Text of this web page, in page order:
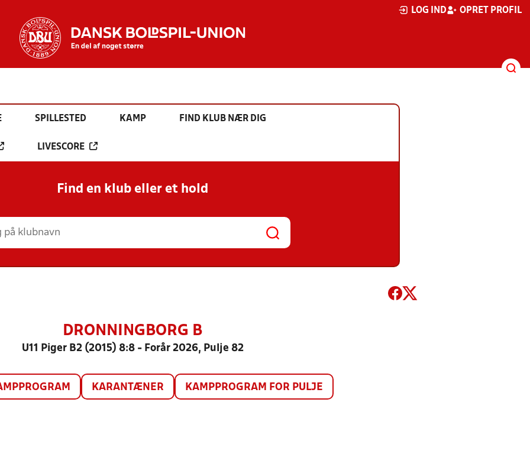
LOG IND OPRET PROFIL
SPILLESTED KAMP FIND KLUB NÆR DIG
LIVESCORE
Find en klub eller et hold
DRONNINGBORG B
U11 Piger B2 (2015) 8:8 - Forår 2026, Pulje 82
KARANTÆNER KAMPPROGRAM FOR PULJE